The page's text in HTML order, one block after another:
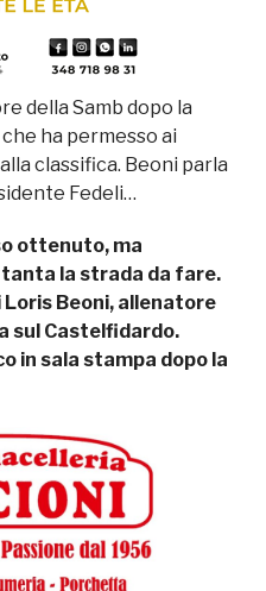
della Samb dopo la
ha permesso ai
classifica. Beoni parla
Fedeli…
ottenuto, ma
tanta la strada da fare.
Beoni, allenatore
sul Castelfidardo.
in sala stampa dopo la